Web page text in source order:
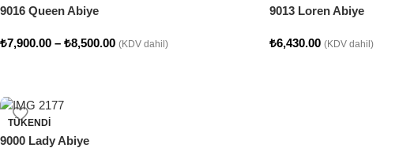
9016 Queen Abiye
₺7,900.00 – ₺8,500.00 (KDV dahil)
9013 Loren Abiye
₺6,430.00 (KDV dahil)
TÜKENDI
9000 Lady Abiye